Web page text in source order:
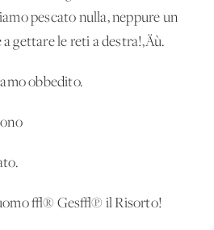
pescato nulla, neppure un
gettare le reti a destra!‚Äù.
obbedito.
√® Ges√π il Risorto!